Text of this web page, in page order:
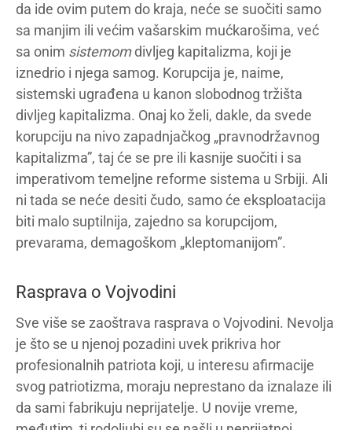
da ide ovim putem do kraja, neće se suočiti samo
sa manjim ili većim vašarskim mućkarošima, već
sa onim sistemomdivljeg kapitalizma, koji je
iznedrio i njega samog. Korupcija je, naime,
sistemski ugrađena u kanon slobodnog tržišta
divljeg kapitalizma. Onaj ko želi, dakle, da svede
korupciju na nivo zapadnjačkog „pravnodržavnog
kapitalizma”, taj će se pre ili kasnije suočiti i sa
imperativom temeljne reforme sistema u Srbiji. Ali
ni tada se neće desiti čudo, samo će eksploatacija
biti malo suptilnija, zajedno sa korupcijom,
prevarama, demagoškom „kleptomanijom”.
Rasprava o Vojvodini
Sve više se zaoštrava rasprava o Vojvodini. Nevolja
je što se u njenoj pozadini uvek prikriva hor
profesionalnih patriota koji, u interesu afirmacije
svog patriotizma, moraju neprestano da iznalaze ili
da sami fabrikuju neprijatelje. U novije vreme,